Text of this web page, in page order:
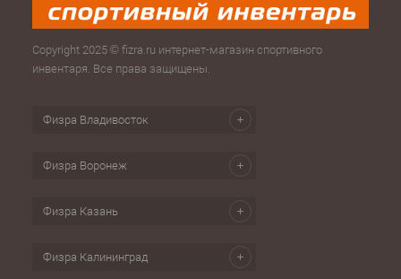
Copyright 2025 © fizra.ru интернет-магазин спортивного
инвентаря. Все права защищены.
Физра Владивосток
Физра Воронеж
Физра Казань
Физра Калининград